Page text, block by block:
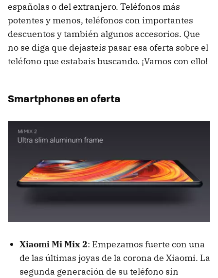
españolas o del extranjero. Teléfonos más
potentes y menos, teléfonos con importantes
descuentos y también algunos accesorios. Que
no se diga que dejasteis pasar esa oferta sobre el
teléfono que estabais buscando. ¡Vamos con ello!
Smartphones en oferta
Xiaomi Mi Mix 2: Empezamos fuerte con una
de las últimas joyas de la corona de Xiaomi. La
segunda generación de su teléfono sin